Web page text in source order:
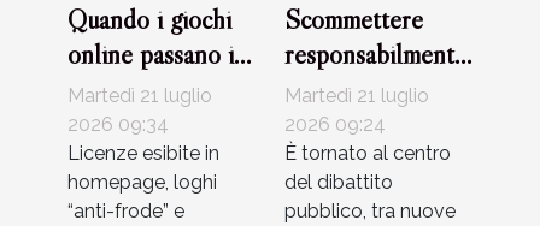
Quando i giochi
online passano il
test della
sicurezza?
Martedì 21 luglio
2026 09:34
Licenze esibite in
homepage, loghi
“anti-frode” e
Scommettere
responsabilmente:
equilibrio tra
adrenalina e
strategie di
gestione
Martedì 21 luglio
2026 09:24
È tornato al centro
del dibattito
pubblico, tra nuove